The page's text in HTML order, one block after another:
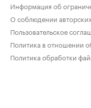
Информация об
О соблюдении
Пользовательское
Политика в отношении
Политика обработки